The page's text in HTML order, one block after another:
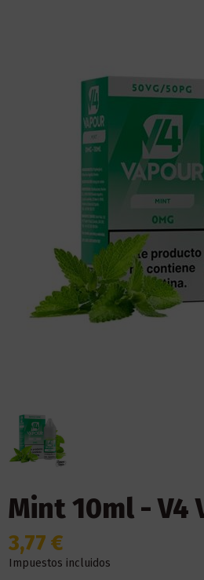
Mint 10ml - V4
3,77 €
Impuestos incluidos